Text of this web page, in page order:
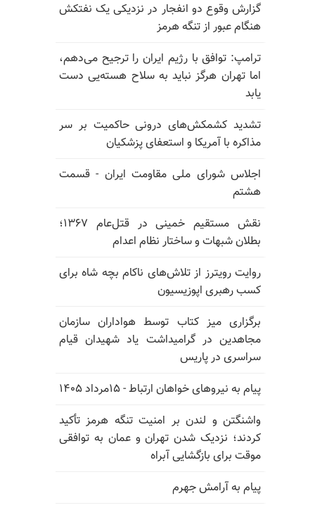
گزارش وقوع دو انفجار در نزدیکی یک نفتکش
هنگام عبور از تنگه هرمز
ترامپ: توافق با رژیم ایران را ترجیح می‌دهم،
اما تهران هرگز نباید به سلاح هسته‌یی دست
یابد
تشدید کشمکش‌های درونی حاکمیت بر سر
مذاکره با آمریکا و استعفای پزشکیان
اجلاس شورای ملی مقاومت ایران - قسمت
هشتم
نقش مستقیم خمینی در قتل‌عام ۱۳۶۷؛
بطلان شبهات و ساختار نظام اعدام
روایت رویترز از تلاش‌های ناکام بچه شاه برای
کسب رهبری اپوزیسیون
برگزاری میز کتاب توسط هواداران سازمان
مجاهدین در گرامیداشت یاد شهیدان قیام
سراسری در پاریس
پیام به نیروهای خواهان ارتباط - ۱۵مرداد ۱۴۰۵
واشنگتن و لندن بر امنیت تنگه هرمز تأکید
کردند؛ نزدیک شدن تهران و عمان به توافقی
موقت برای بازگشایی آبراه
پیام به آرامش جهرم